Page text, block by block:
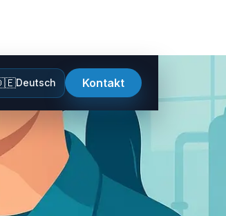
Deutsch Kontakt